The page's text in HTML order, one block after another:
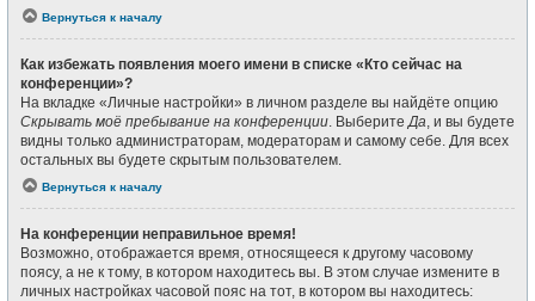
Вернуться к началу
Как избежать появления моего имени в списке «Кто сейчас на
конференции»?
На вкладке «Личные настройки» в личном разделе вы найдёте опцию
Скрывать моё пребывание на конференции. ВыберитеДа, и вы будете
видны только администраторам, модераторам и самому себе. Для всех
остальных вы будете скрытым пользователем.
Вернуться к началу
На конференции неправильное время!
Возможно, отображается время, относящееся к другому часовому
поясу, а не к тому, в котором находитесь вы. В этом случае измените в
личных настройках часовой пояс на тот, в котором вы находитесь: